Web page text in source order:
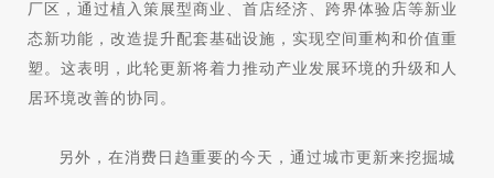
厂区，通过植入策展型商业、首店经济、跨界体验店等新业
态新功能，改造提升配套基础设施，实现空间重构和价值重
塑。这表明，此轮更新将着力推动产业发展环境的升级和人
居环境改善的协同。
另外，在消费日趋重要的今天，通过城市更新来挖掘城